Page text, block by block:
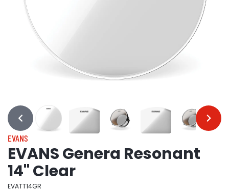
… …
EVANS
EVANS Genera Resonant
14" Clear
EVATT14GR